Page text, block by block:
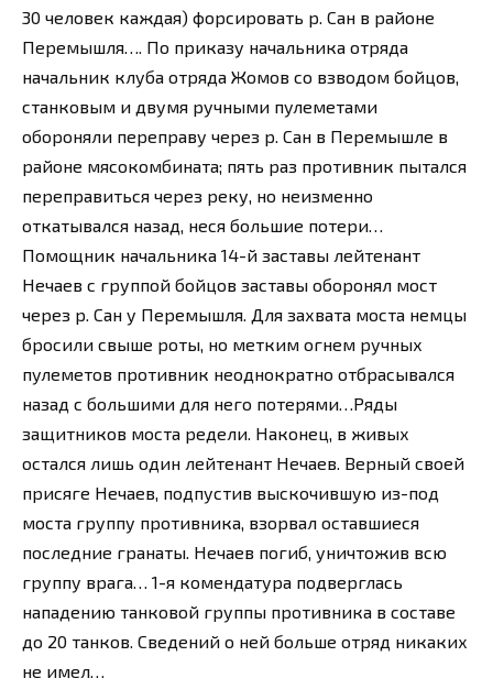
30 человек каждая) форсировать р. Сан в районе
Перемышля…. По приказу начальника отряда
начальник клуба отряда Жомов со взводом бойцов,
станковым и двумя ручными пулеметами
обороняли переправу через р. Сан в Перемышле в
районе мясокомбината; пять раз противник пытался
переправиться через реку, но неизменно
откатывался назад, неся большие потери…
Помощник начальника 14-й заставы лейтенант
Нечаев с группой бойцов заставы оборонял мост
через р. Сан у Перемышля. Для захвата моста немцы
бросили свыше роты, но метким огнем ручных
пулеметов противник неоднократно отбрасывался
назад с большими для него потерями…Ряды
защитников моста редели. Наконец, в живых
остался лишь один лейтенант Нечаев. Верный своей
присяге Нечаев, подпустив выскочившую из-под
моста группу противника, взорвал оставшиеся
последние гранаты. Нечаев погиб, уничтожив всю
группу врага… 1-я комендатура подверглась
нападению танковой группы противника в составе
до 20 танков. Сведений о ней больше отряд никаких
не имел…